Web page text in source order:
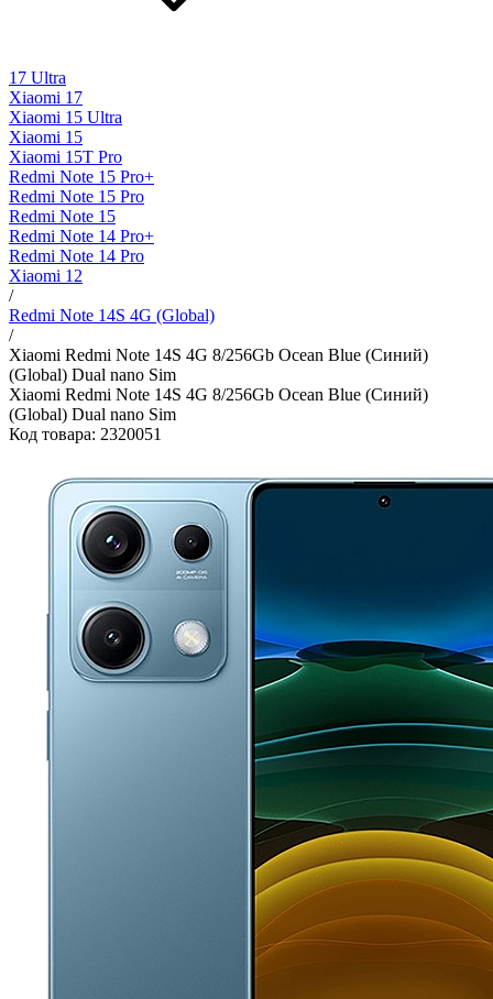
17 Ultra
Xiaomi 17
Xiaomi 15 Ultra
Xiaomi 15
Xiaomi 15T Pro
Redmi Note 15 Pro+
Redmi Note 15 Pro
Redmi Note 15
Redmi Note 14 Pro+
Redmi Note 14 Pro
Xiaomi 12
/
Redmi Note 14S 4G (Global)
/
Xiaomi Redmi Note 14S 4G 8/256Gb Ocean Blue (Синий)
(Global) Dual nano Sim
Xiaomi Redmi Note 14S 4G 8/256Gb Ocean Blue (Синий)
(Global) Dual nano Sim
Код товара: 2320051